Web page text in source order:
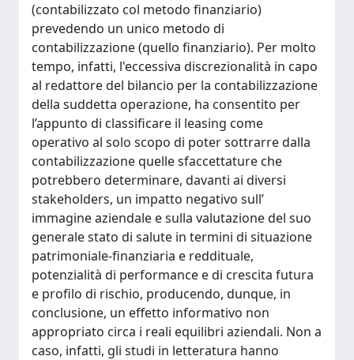
(contabilizzato col metodo finanziario)
prevedendo un unico metodo di
contabilizzazione (quello finanziario). Per molto
tempo, infatti, l'eccessiva discrezionalità in capo
al redattore del bilancio per la contabilizzazione
della suddetta operazione, ha consentito per
l’appunto di classificare il leasing come
operativo al solo scopo di poter sottrarre dalla
contabilizzazione quelle sfaccettature che
potrebbero determinare, davanti ai diversi
stakeholders, un impatto negativo sull’
immagine aziendale e sulla valutazione del suo
generale stato di salute in termini di situazione
patrimoniale-finanziaria e reddituale,
potenzialità di performance e di crescita futura
e profilo di rischio, producendo, dunque, in
conclusione, un effetto informativo non
appropriato circa i reali equilibri aziendali. Non a
caso, infatti, gli studi in letteratura hanno